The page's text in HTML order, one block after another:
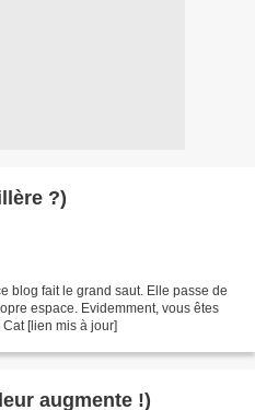
?)
blog fait le grand saut. Elle passe de
espace. Evidemment, vous êtes
[lien mis à jour]
augmente !)